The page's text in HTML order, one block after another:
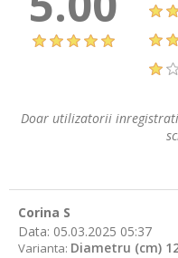
Doar utilizatorii
Corina S
Data: 05.03.2025 05:37
Varianta: Diametru (cm)